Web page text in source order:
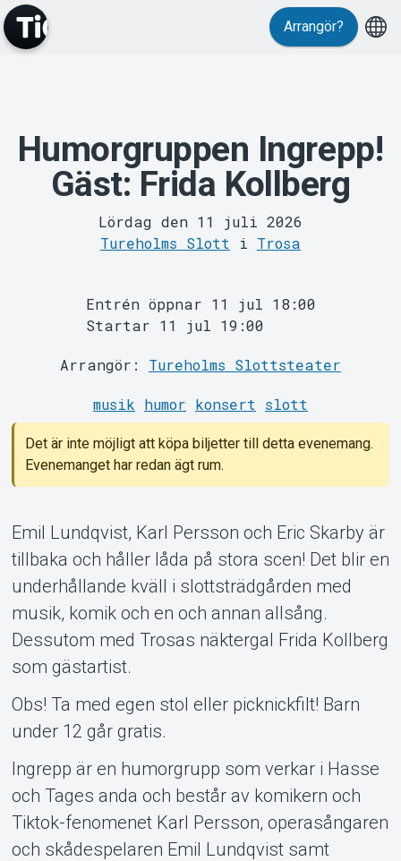
MyTickster
Support
Om Tickster
Arrangör?
Humorgruppen Ingrepp!
Gäst: Frida Kollberg
Lördag den 11 juli 2026
Tureholms Slott i Trosa
Entrén öppnar 11 jul 18:00
Startar 11 jul 19:00
Arrangör: Tureholms Slottsteater
musik humor konsert slott
Det är inte möjligt att köpa biljetter till detta evenemang.
Evenemanget har redan ägt rum.
Emil Lundqvist, Karl Persson och Eric Skarby är
tillbaka och håller låda på stora scen! Det blir en
underhållande kväll i slottsträdgården med
musik, komik och en och annan allsång.
Dessutom med Trosas näktergal Frida Kollberg
som gästartist.
Obs! Ta med egen stol eller picknickfilt! Barn
under 12 går gratis.
Ingrepp är en humorgrupp som verkar i Hasse
och Tages anda och består av komikern och
Tiktok-fenomenet Karl Persson, operasångaren
och skådespelaren Emil Lundqvist samt